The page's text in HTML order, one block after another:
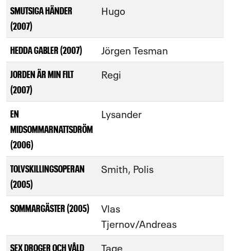
SMUTSIGA HÄNDER
(2007)
Hugo
HEDDA GABLER (2007) Jörgen Tesman
JORDEN ÄR MIN FILT
(2007)
Regi
EN
MIDSOMMARNATTSDRÖM
(2006)
Lysander
TOLVSKILLINGSOPERAN
(2005)
Smith, Polis
SOMMARGÄSTER (2005)
Vlas
Tjernov/Andreas
SEX DROGER OCH VÅLD
Tage